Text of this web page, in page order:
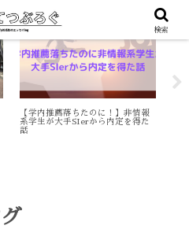
就活
【学内推薦落ちたのに！】非情報
系学生が大手SIerから内定を得た
話
検索